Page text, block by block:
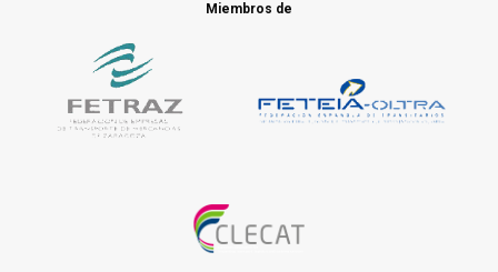
Miembros de